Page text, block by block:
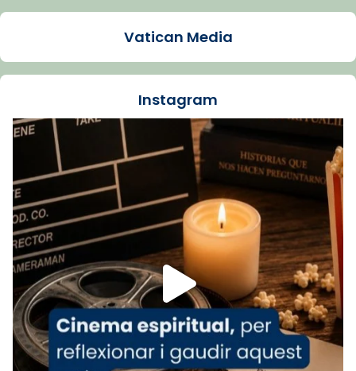
Arquebisbat de Barcelona
La Carmina va patir depressió. Fa gairebé
dos mesos, a l'Estadi Lluís Companys, la
Recupera l'entrevista comp
Vatican
tican News 👇
www.vaticannews.va/es/iglesia/news/2026-
07/carmina-historia-depresion-papa-viaje-
espana-testimoni...
Foto
View on Facebook · Share
Arquebisbat de Barcelona
2 weeks ago
«Avui les santes Juliana i Semproniana ens
Vatican Media
Instagram